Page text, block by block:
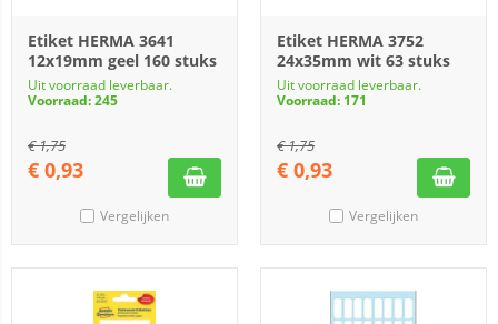
Etiket HERMA 3641
12x19mm geel 160 stuks
Uit voorraad leverbaar.
Voorraad: 245
€1,75
€ 0,93
Vergelijken
Etiket HERMA 3752
24x35mm wit 63 stuks
Uit voorraad leverbaar.
Voorraad: 171
€1,75
€ 0,93
Vergelijken